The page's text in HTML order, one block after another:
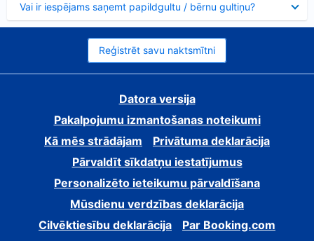
Vai ir iespējams saņemt papildgultu / bērnu gultiņu?
Reģistrēt savu naktsmītni
Datora versija
Pakalpojumu izmantošanas noteikumi
Kā mēs strādājam
Privātuma deklarācija
Pārvaldīt sīkdatņu iestatījumus
Personalizēto ieteikumu pārvaldīšana
Mūsdienu verdzības deklarācija
Cilvēktiesību deklarācija
Par Booking.com